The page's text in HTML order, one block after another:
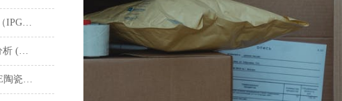
Intertape Polymer Group（IPG）公司使用SLICE陶瓷刀片安全刀具后，创30年来理想的安全记录
PATRON上锁卦牌案例分析 (五) : 酸水管道修复
国际纸业公司使用SLICE陶瓷刀片安全刀具打造公司的安全文化